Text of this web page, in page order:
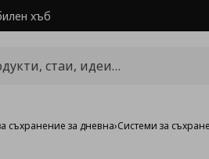
хъб
съхранение за дневна›Системи за